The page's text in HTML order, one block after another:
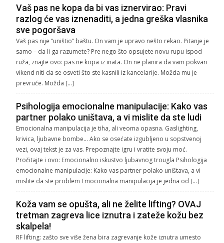
Vaš pas ne kopa da bi vas iznervirao: Pravi
razlog će vas iznenaditi, a jedna greška vlasnika
sve pogoršava
Vaš pas nije “uništio” baštu. On vam je upravo nešto rekao. Pitanje je
samo – da li ga razumete? Pre nego što opsujete novu rupu ispod
ruža, znajte ovo: pas ne kopa iz inata. On ne planira da vam pokvari
vikend niti da se osveti što ste kasnili iz kancelarije. Možda mu je
prevruće. Možda […]
Psihologija emocionalne manipulacije: Kako vas
partner polako uništava, a vi mislite da ste ludi
Emocionalna manipulacija je tiha, ali veoma opasna. Gaslighting,
krivica, ljubavne bombe… Ako se osećate izgubljeno u sopstvenoj
vezi, ovaj tekst je za vas. Prepoznajte igru i vratite svoju moć.
Pročitajte i ovo: Emocionalno iskustvo ljubavnog trougla Psihologija
emocionalne manipulacije: Kako vas partner polako uništava, a vi
mislite da ste problem Emocionalna manipulacija je jedna od […]
Koža vam se opušta, ali ne želite lifting? OVAJ
tretman zagreva lice iznutra i zateže kožu bez
skalpela!
RF lifting: zašto sve više žena bira zagrevanje kože iznutra umesto